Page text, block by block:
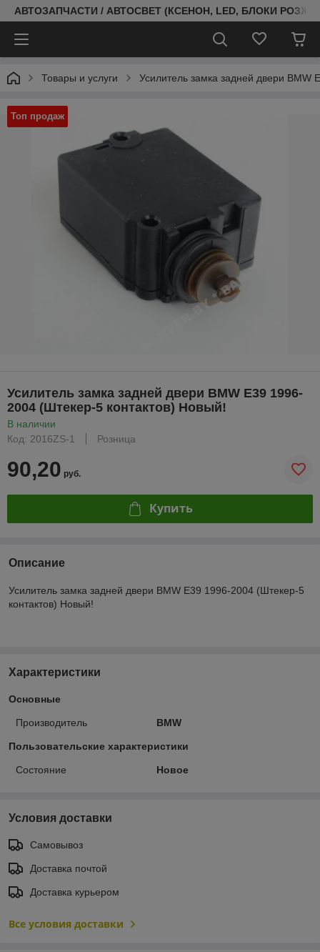
АВТОЗАПЧАСТИ / АВТОСВЕТ (КСЕНОН, LED, БЛОКИ
Товары и услуги Усилитель замка задней двери BMW
Топ продаж
Усилитель замка задней двери BMW E39 1996-
2004 (Штекер-5 контактов) Новый!
В наличии
Код: 2016ZS-1
Розница
90,20 руб.
Купить
Описание
Усилитель замка задней двери BMW E39 1996-2004 (Штекер-5
контактов) Новый!
Характеристики
Основные
Производитель BMW
Пользовательские характеристики
Состояние Новое
Условия доставки
Самовывоз
Доставка почтой
Доставка курьером
Все условия доставки